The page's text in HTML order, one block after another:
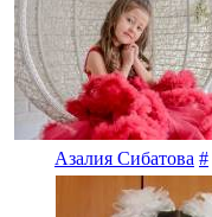
Азалия Сибатова #